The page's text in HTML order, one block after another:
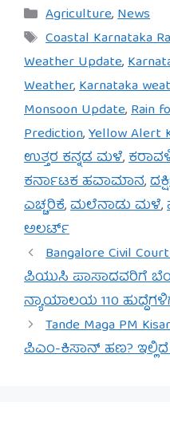
Categories
Agriculture,News
Tags
Coastal Karnataka
Weather Update,
Weather,Karnataka
Monsoon Update,Rain
Prediction,Yellow Alert
ಉತ್ತರ ಕನ್ನಡ ಮಳೆ,
ಕರ್ನಾಟಕ ಹವಾಮಾನ,
ಎಚ್ಚರಿಕೆ,ಮಲೆನಾಡು ಮಳೆ,
ಅಲರ್ಟ್
Bangalore Civil
ಪಿಯುಸಿ ಪಾಸಾದವರಿಗೆ
ನ್ಯಾಯಾಲಯ 110
Tande Maga PM
ಪಿಎಂ-ಕಿಸಾನ್ ಹಣ?